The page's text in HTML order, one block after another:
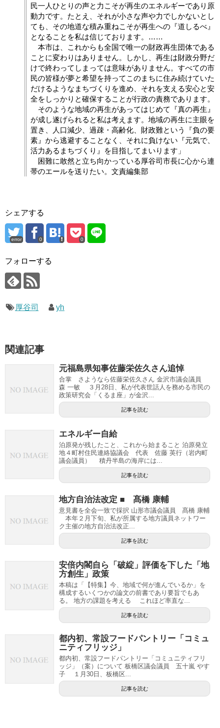
民一人ひとりの声と力こそが再生のエネルギーであり原
動力です。たとえ、それが小さな声や力でしかないとし
ても、その地道な積み重ねこそが再生への『道しるべ』
となることを私は信じております。……
本市は、これからも全国で唯一の財政再生団体である
ことに変わりはありません。しかし、再生は財政分野だ
けで終わってしまっては意味がありません。すべての市
民の皆様が夢と希望を持ってこのまちに住み続けていた
だけるようなまちづくりを進め、それを支える安心と安
全をしっかりと確保することが行政の責務であります。
そのような地域の再生があってはじめて『真の再生』
が成し遂げられると私は考えます。地域の再生に主眼を
置き、人口減少、過疎・高齢化、財政難という『負の要
素』から逃避することなく、それに負けない『元気で、
活力あるまちづくり』を目指してまいります」
困難に敢然と立ち向かっている厚谷司市長に心から連
帯のエールを送りたい。文責編集部
シェアする
error 0 0
フォローする
厚谷司 yh
関連記事
元福島県知事佐藤栄佐久さん追悼
合掌 さようなら佐藤栄佐久さん 金沢市議会議員
森 一敏 ３月28日、私が代表世話人を務める市民の
政策研究会「くるま座」が金沢...
記事を読む
エネルギー自給
泊原発が残したこと、これから始まること 泊原発立
地４町村住民連絡協議会 代表 佐藤 英行（岩内町
議会議員） 積丹半島の海岸には...
記事を読む
地方自治法改定 ■ 髙橋 康輔
意見書を全会一致で採択 山形市議会議員 髙橋 康輔
本年２月下旬、私が所属する地方議員ネットワー
ク主催の地方自治法改正...
記事を読む
安倍内閣自ら「破綻」評価を下した「地
方創生」政策
本稿は「【特集】今、地域で何が進んでいるか」を
構成するいくつかの論文の前書であり要旨でもあ
る。 地方の課題を考える これほど率直な...
記事を読む
都内初、常設フードパントリー「コミュ
ニティフリッジ」
都内初、常設フードパントリー「コミュニティフリ
ッジ」（案）について 板橋区議会議員 五十嵐 やす
子 １月30日、板橋区...
記事を読む